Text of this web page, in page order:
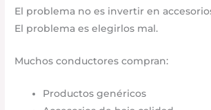
El problema no es invertir en
El problema es elegirlos mal.
Muchos conductores compran:
Productos genéricos